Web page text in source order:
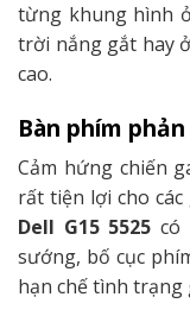
từng khung hình
trời nắng gắt hay
cao.
Bàn phím
Cảm hứng chiến
rất tiện lợi cho
Dell G15 5525có
sướng, bố cục
hạn chế tình trạng